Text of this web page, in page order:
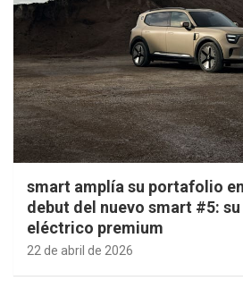
smart amplía su portafolio
debut del nuevo smart #5: su
eléctrico premium
22 de abril de 2026